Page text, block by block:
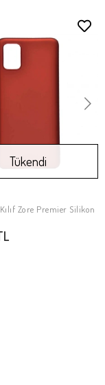
Stokta Yok
Tükendi
Zore Premier Silikon